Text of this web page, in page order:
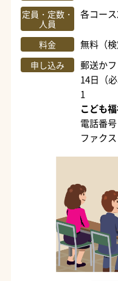
定員・定数・
人員
各コース
料金 無料（検
申し込み 郵送か
14日（
1
こども
電話番
ファク